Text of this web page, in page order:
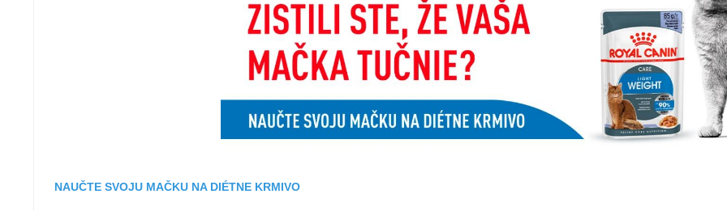
NAUČTE SVOJU MAČKU NA DIÉTNE KRMIVO